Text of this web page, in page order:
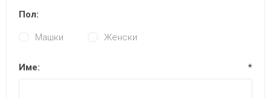
Пол:
Машки Женски
Име: *